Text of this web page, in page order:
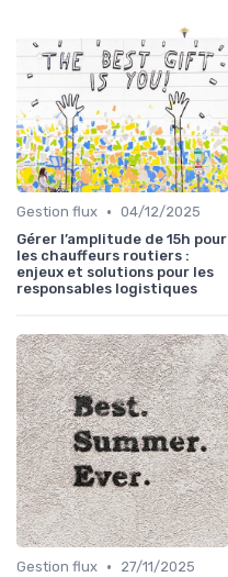
Gestion flux • 04/12/2025
Gérer l’amplitude de 15h pour
les chauffeurs routiers :
enjeux et solutions pour les
responsables logistiques
Gestion flux •
27/11/2025